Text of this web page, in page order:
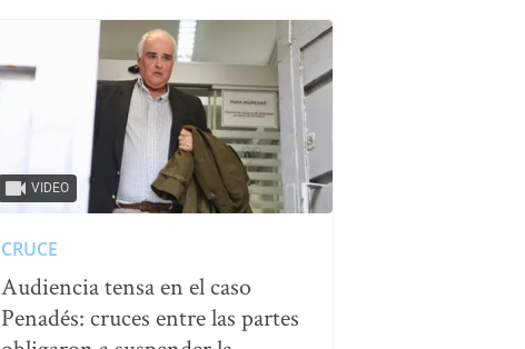
VIDEO
CRUCE
Audiencia tensa en el caso
Penadés: cruces entre las partes